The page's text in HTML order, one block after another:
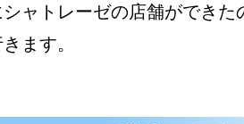
ャトレーゼの店舗ができた
ます。